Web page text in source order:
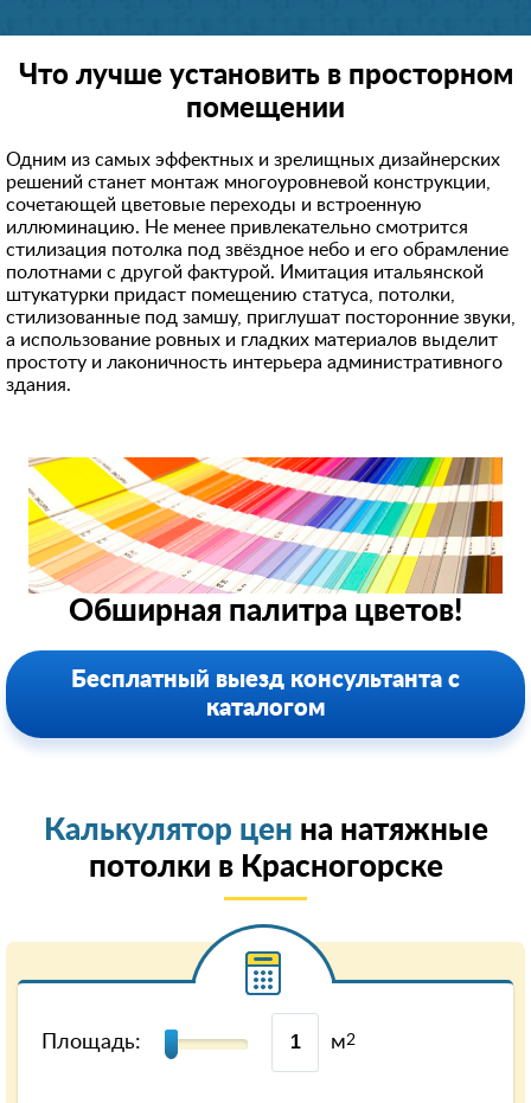
Что лучше установить в просторном
помещении
Одним из самых эффектных и зрелищных дизайнерских
решений станет монтаж многоуровневой конструкции,
сочетающей цветовые переходы и встроенную
иллюминацию. Не менее привлекательно смотрится
стилизация потолка под звёздное небо и его обрамление
полотнами с другой фактурой. Имитация итальянской
штукатурки придаст помещению статуса, потолки,
стилизованные под замшу, приглушат посторонние звуки,
а использование ровных и гладких материалов выделит
простоту и лаконичность интерьера административного
здания.
Обширная палитра цветов!
Бесплатный выезд консультанта с
каталогом
Калькулятор цен на натяжные
потолки в Красногорске
Площадь: м2